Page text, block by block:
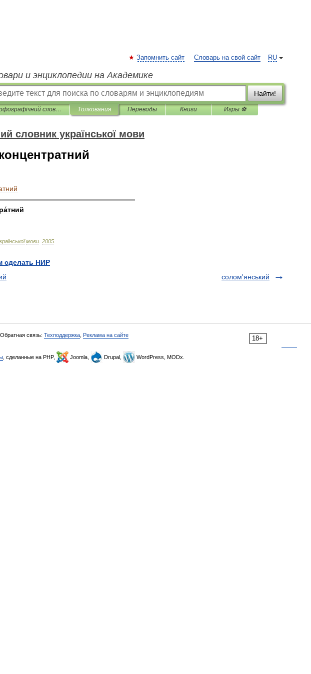
RU
Запомнить сайт Словарь на свой сайт
и энциклопедии на Академике
Найти!
Орфографічний словник української мови Толкования Переводы Книги Игры ⚽
словник української мови
мови 2005
сделать НИР
солом'янський
18+
Обратная связь: Техподдержка Реклама на сайте
, сделанные на PHP, Joomla, Drupal, WordPress, MODx.